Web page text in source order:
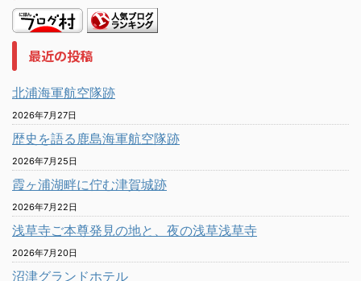
最近の投稿
北浦海軍航空隊跡
2026年7月27日
歴史を語る鹿島海軍航空隊跡
2026年7月25日
霞ヶ浦湖畔に佇む津賀城跡
2026年7月22日
浅草寺ご本尊発見の地と、夜の浅草浅草寺
2026年7月20日
沼津グランドホテル